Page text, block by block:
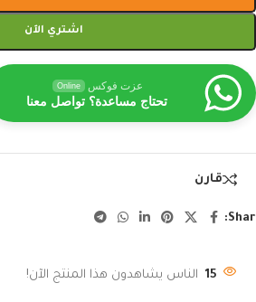
اشتري الآن
عزت فوكس Online
تحتاج مساعدة؟ تواصل معنا
قارن
15 الناس يشاهدون هذا المنتج الآن!